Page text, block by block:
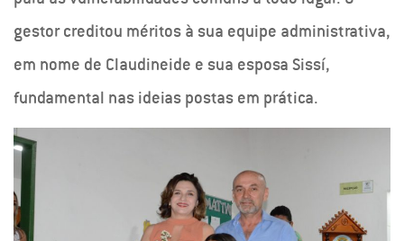
gestor creditou méritos à sua equipe administrativa,
em nome de Claudineide e sua esposa Sissí,
fundamental nas ideias postas em prática.